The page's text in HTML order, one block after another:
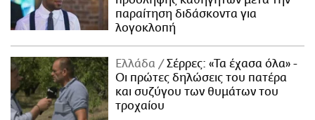
παραίτηση διδάσκοντα για
λογοκλοπή
Ελλάδα
Σέρρες: «Τα έχασα όλα» -
Οι πρώτες δηλώσεις του πατέρα
και συζύγου των θυμάτων του
τροχαίου